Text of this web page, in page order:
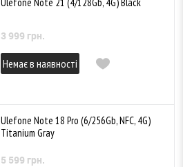
3 999 грн.
Немає в наявності
Ulefone Note 18 Pro (6/256Gb, NFC, 4G)
Titanium Gray
5 599 грн.